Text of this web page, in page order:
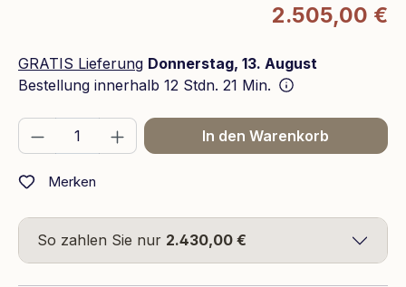
2.505,00 €
GRATIS Lieferung Donnerstag, 13. August
Bestellung innerhalb 12 Stdn. 21 Min.
Produkt Anzahl: Gib den gewünschten
In den Warenkorb
Merken
So zahlen Sie nur 2.430,00 €